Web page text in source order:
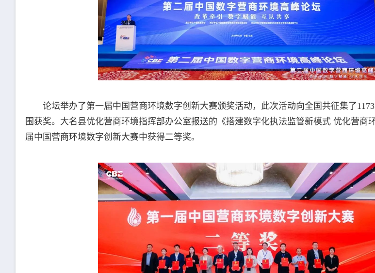
论坛举办了第一届中国营商环境数字创新大赛颁奖活动，此次活动向全国共征集了
围获奖。大名县优化营商环境指挥部办公室报送的《搭建数字化执法监管新模式 优化营商
届中国营商环境数字创新大赛中获得二等奖。